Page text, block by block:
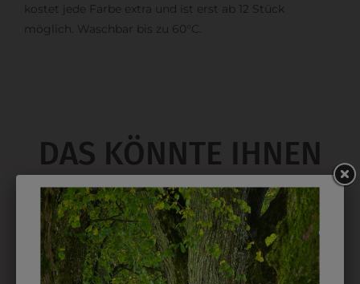
kostet jede Farbe extra und ist erst ab 12 Stück
möglich. Waschbar bis zu 60°C.
DAS KÖNNTE IHNEN
AUCH GEFALLEN